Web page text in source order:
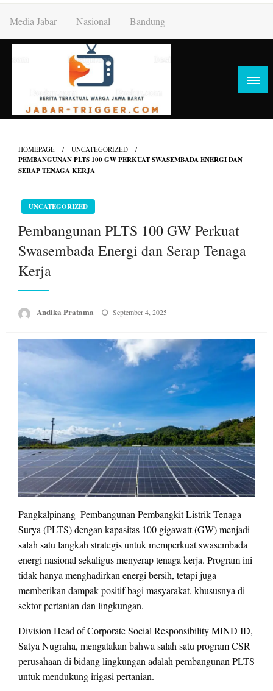
content
Media Jabar Nasional Bandung
HOMEPAGE UNCATEGORIZED
PEMBANGUNAN PLTS 100 GW PERKUAT SWASEMBADA ENERGI DAN
SERAP TENAGA KERJA
UNCATEGORIZED
Pembangunan PLTS 100 GW Perkuat
Swasembada Energi dan Serap Tenaga
Kerja
Andika Pratama
Posted
September 4, 2025
Pangkalpinang  Pembangunan Pembangkit Listrik Tenaga
Surya (PLTS) dengan kapasitas 100 gigawatt (GW) menjadi
salah satu langkah strategis untuk memperkuat swasembada
energi nasional sekaligus menyerap tenaga kerja. Program ini
tidak hanya menghadirkan energi bersih, tetapi juga
memberikan dampak positif bagi masyarakat, khususnya di
sektor pertanian dan lingkungan.
Division Head of Corporate Social Responsibility MIND ID,
Satya Nugraha, mengatakan bahwa salah satu program CSR
perusahaan di bidang lingkungan adalah pembangunan PLTS
untuk mendukung irigasi pertanian.